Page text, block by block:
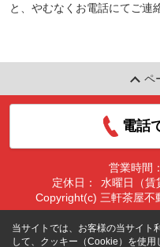
と、やむなくお電話にてご連
ペ
電話
営業時間：
定休日：
水曜日（賃
Copyright(c) 三軒茶屋不
当サイトでは、お客様の当サイト
して、クッキー（Cookie）を使用